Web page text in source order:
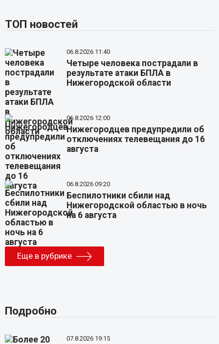
ТОП новостей
06.8.2026 11:40
Четыре человека пострадали в
результате атаки БПЛА в
Нижегородской области
06.8.2026 12:00
Нижегородцев предупредили об
отключениях телевещания до 16
августа
06.8.2026 09:20
Беспилотники сбили над
Нижегородской областью в ночь
на 6 августа
Еще в рубрике
Подробно
07.8.2026 19:15